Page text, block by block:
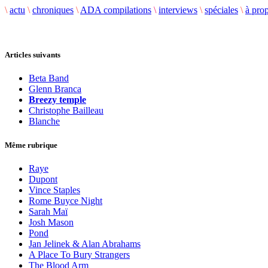
\ actu \ chroniques \ ADA compilations \ interviews \ spéciales \ à
Articles suivants
Beta Band
Glenn Branca
Breezy temple
Christophe Bailleau
Blanche
Même rubrique
Raye
Dupont
Vince Staples
Rome Buyce Night
Sarah Maï
Josh Mason
Pond
Jan Jelinek & Alan Abrahams
A Place To Bury Strangers
The Blood Arm